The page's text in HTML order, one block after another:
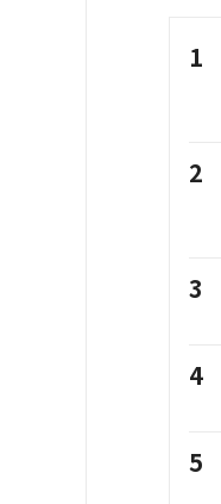
1
2
3
4
5